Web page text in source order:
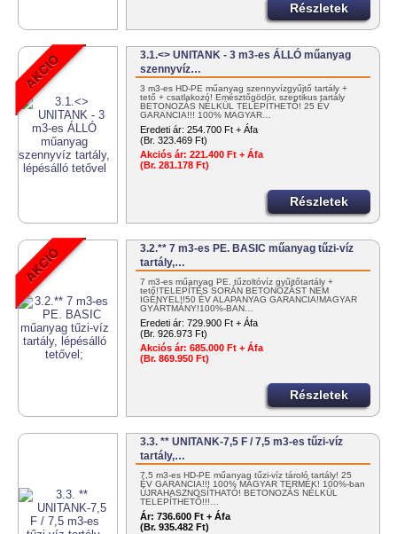
Részletek
3.1.<> UNITANK - 3 m3-es ÁLLÓ műanyag
szennyvíz…
3 m3-es HD-PE műanyag szennyvízgyűjtő tartály +
tető + csatlakozó! Emésztőgödör, szeptikus tartály
BETONOZÁS NÉLKÜL TELEPÍTHETŐ! 25 ÉV
GARANCIA!!! 100% MAGYAR…
Eredeti ár: 254.700 Ft + Áfa
(Br. 323.469 Ft)
Akciós ár: 221.400 Ft + Áfa
(Br. 281.178 Ft)
Részletek
3.2.** 7 m3-es PE. BASIC műanyag tűzi-víz
tartály,…
7 m3-es műanyag PE. tűzoltóvíz gyűjtőtartály +
tető!TELEPÍTÉS SORÁN BETONOZÁST NEM
IGÉNYEL!!50 ÉV ALAPANYAG GARANCIA!MAGYAR
GYÁRTMÁNY!100%-BAN…
Eredeti ár: 729.900 Ft + Áfa
(Br. 926.973 Ft)
Akciós ár: 685.000 Ft + Áfa
(Br. 869.950 Ft)
Részletek
3.3. ** UNITANK-7,5 F / 7,5 m3-es tűzi-víz
tartály,…
7,5 m3-es HD-PE műanyag tűzi-víz tároló tartály! 25
ÉV GARANCIA!!! 100% MAGYAR TERMÉK! 100%-ban
ÚJRAHASZNOSÍTHATÓ! BETONOZÁS NÉLKÜL
TELEPÍTHETŐ!!!…
Ár: 736.600 Ft + Áfa
(Br. 935.482 Ft)